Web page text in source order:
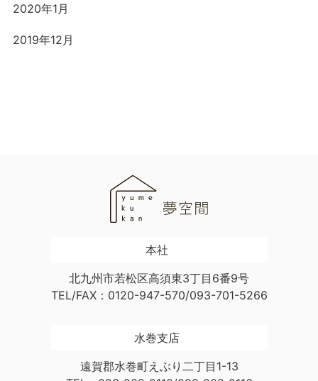
2020年1月
2019年12月
本社
北九州市若松区高須東3丁目6番9号
TEL/FAX：0120-947-570/093-701-5266
水巻支店
遠賀郡水巻町えぶり二丁目1-13